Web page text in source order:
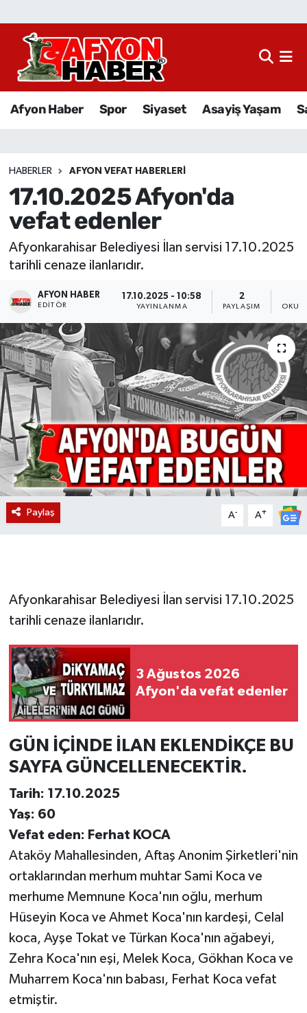
Afyon Haber Spor Siyaset Asayiş Yaşam
HABERLER AFYON VEFAT HABERLERI
17.10.2025 Afyon'da
vefat edenler
Afyonkarahisar Belediyesi İlan servisi 17.10.2025
tarihli cenaze ilanlarıdır.
AFYON HABER
EDITÖR
17.10.2025 - 10:58
YAYINLANMA
2
PAYLAŞIM
Paylaş A- A+
Afyonkarahisar Belediyesi İlan servisi 17.10.2025
tarihli cenaze ilanlarıdır.
3 Ağustos 2026
Afyon'da vefat edenler
GÜN İÇİNDE İLAN EKLENDİKÇE BU
SAYFA GÜNCELLENECEKTİR.
Tarih: 17.10.2025
Yaş: 60
Vefat eden: Ferhat KOCA
Ataköy Mahallesinden, Aftaş Anonim Şirketleri'nin
ortaklarından merhum muhtar Sami Koca ve
merhume Memnune Koca'nın oğlu, merhum
Hüseyin Koca ve Ahmet Koca'nın kardeşi, Celal
koca, Ayşe Tokat ve Türkan Koca'nın ağabeyi,
Zehra Koca'nın eşi, Melek Koca, Gökhan Koca ve
Muharrem Koca'nın babası, Ferhat Koca vefat
etmiştir.
Afyon Haber
Sağlık
Eğitim
Sivil Toplum
Ekonomi
Magazin
Etkinlikler